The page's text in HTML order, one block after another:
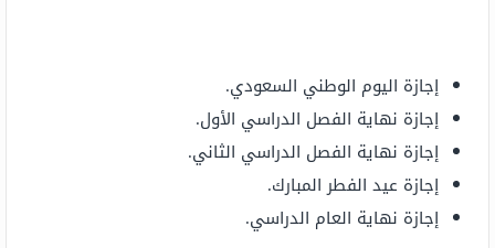
إجازة اليوم الوطني السعودي.
إجازة نهاية الفصل الدراسي الأول.
إجازة نهاية الفصل الدراسي الثاني.
إجازة عيد الفطر المبارك.
إجازة نهاية العام الدراسي.